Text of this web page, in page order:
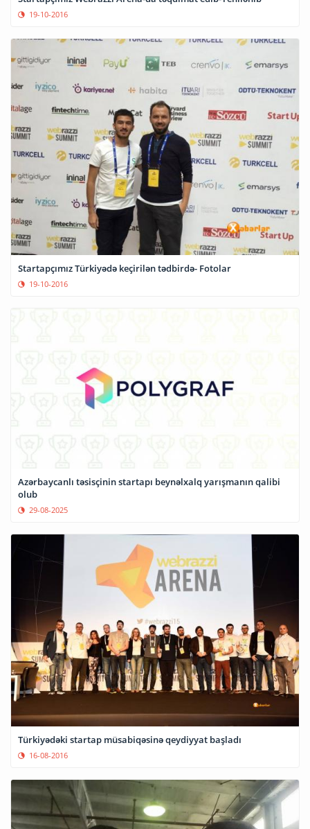
19-10-2016
Startapçımız Türkiyədə keçirilən tədbirdə- Fotolar
19-10-2016
Azərbaycanlı təsisçinin startapı beynəlxalq yarışmanın qalibi
olub
29-08-2025
Türkiyədəki startap müsabiqəsinə qeydiyyat başladı
16-08-2016